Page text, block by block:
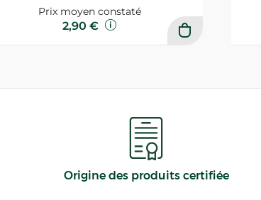
Prix moyen constaté
2,90 €
Origine des produits certifiée